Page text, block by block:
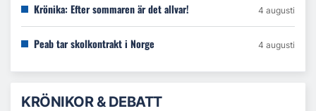
Krönika: Efter sommaren är det allvar! 4 augusti
Peab tar skolkontrakt i Norge 4 augusti
KRÖNIKOR & DEBATT